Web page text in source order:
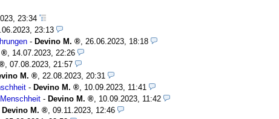
23:34
23:13
- Devino M.
26.06.2023, 18:18
14.07.2023, 22:26
07.08.2023, 21:57
M.
22.08.2023, 20:31
- Devino M.
10.09.2023, 11:41
- Devino M.
10.09.2023, 11:42
Devino M.
09.11.2023, 12:46